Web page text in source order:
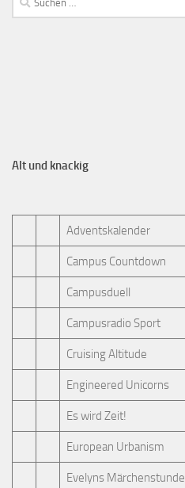
Alt und knackig
Adventskalender
Campus Countdown
Campusduell
Campusradio Sport
Cruising Altitude
Engineered Unicorns
Es wird Zeit!
European Urbanism
Evelyns Märchenstunde